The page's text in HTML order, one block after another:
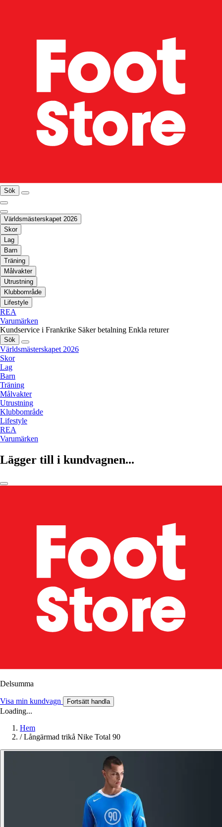
Sök
Världsmästerskapet 2026
Skor
Lag
Barn
Träning
Målvakter
Utrustning
Klubbområde
Lifestyle
REA
Varumärken
Kundservice i Frankrike Säker betalning Enkla returer
Sök
Världsmästerskapet 2026
Skor
Lag
Barn
Träning
Målvakter
Utrustning
Klubbområde
Lifestyle
REA
Varumärken
Lägger till i kundvagnen...
Delsumma
Visa min kundvagn Fortsätt handla
Loading...
Hem
/ Långärmad trikå Nike Total 90